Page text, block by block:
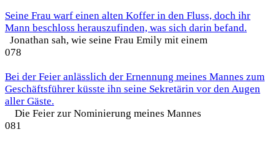
Seine Frau warf einen alten Koffer in den Fluss, doch ihr
Mann beschloss herauszufinden, was sich darin befand.
Jonathan sah, wie seine Frau Emily mit einem
078
Bei der Feier anlässlich der Ernennung meines Mannes zum
Geschäftsführer küsste ihn seine Sekretärin vor den Augen
aller Gäste.
Die Feier zur Nominierung meines Mannes
081